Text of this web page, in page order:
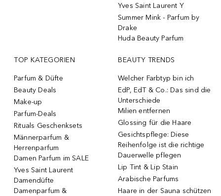
Yves Saint Laurent Y
Summer Mink - Parfum by
Drake
Huda Beauty Parfum
TOP KATEGORIEN
Parfum & Düfte
Beauty Deals
Make-up
Parfum-Deals
Rituals Geschenksets
Männerparfum &
Herrenparfum
Damen Parfum im SALE
Yves Saint Laurent
Damendüfte
Damenparfum &
BEAUTY TRENDS
Welcher Farbtyp bin ich
EdP, EdT & Co.: Das sind die
Unterschiede
Milien entfernen
Glossing für die Haare
Gesichtspflege: Diese
Reihenfolge ist die richtige
Dauerwelle pflegen
Lip Tint & Lip Stain
Arabische Parfums
Haare in der Sauna schützen